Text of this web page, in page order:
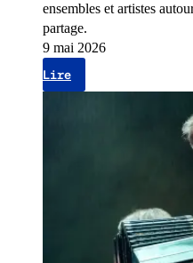
ensembles et artistes
partage.
9 mai 2026
Lire